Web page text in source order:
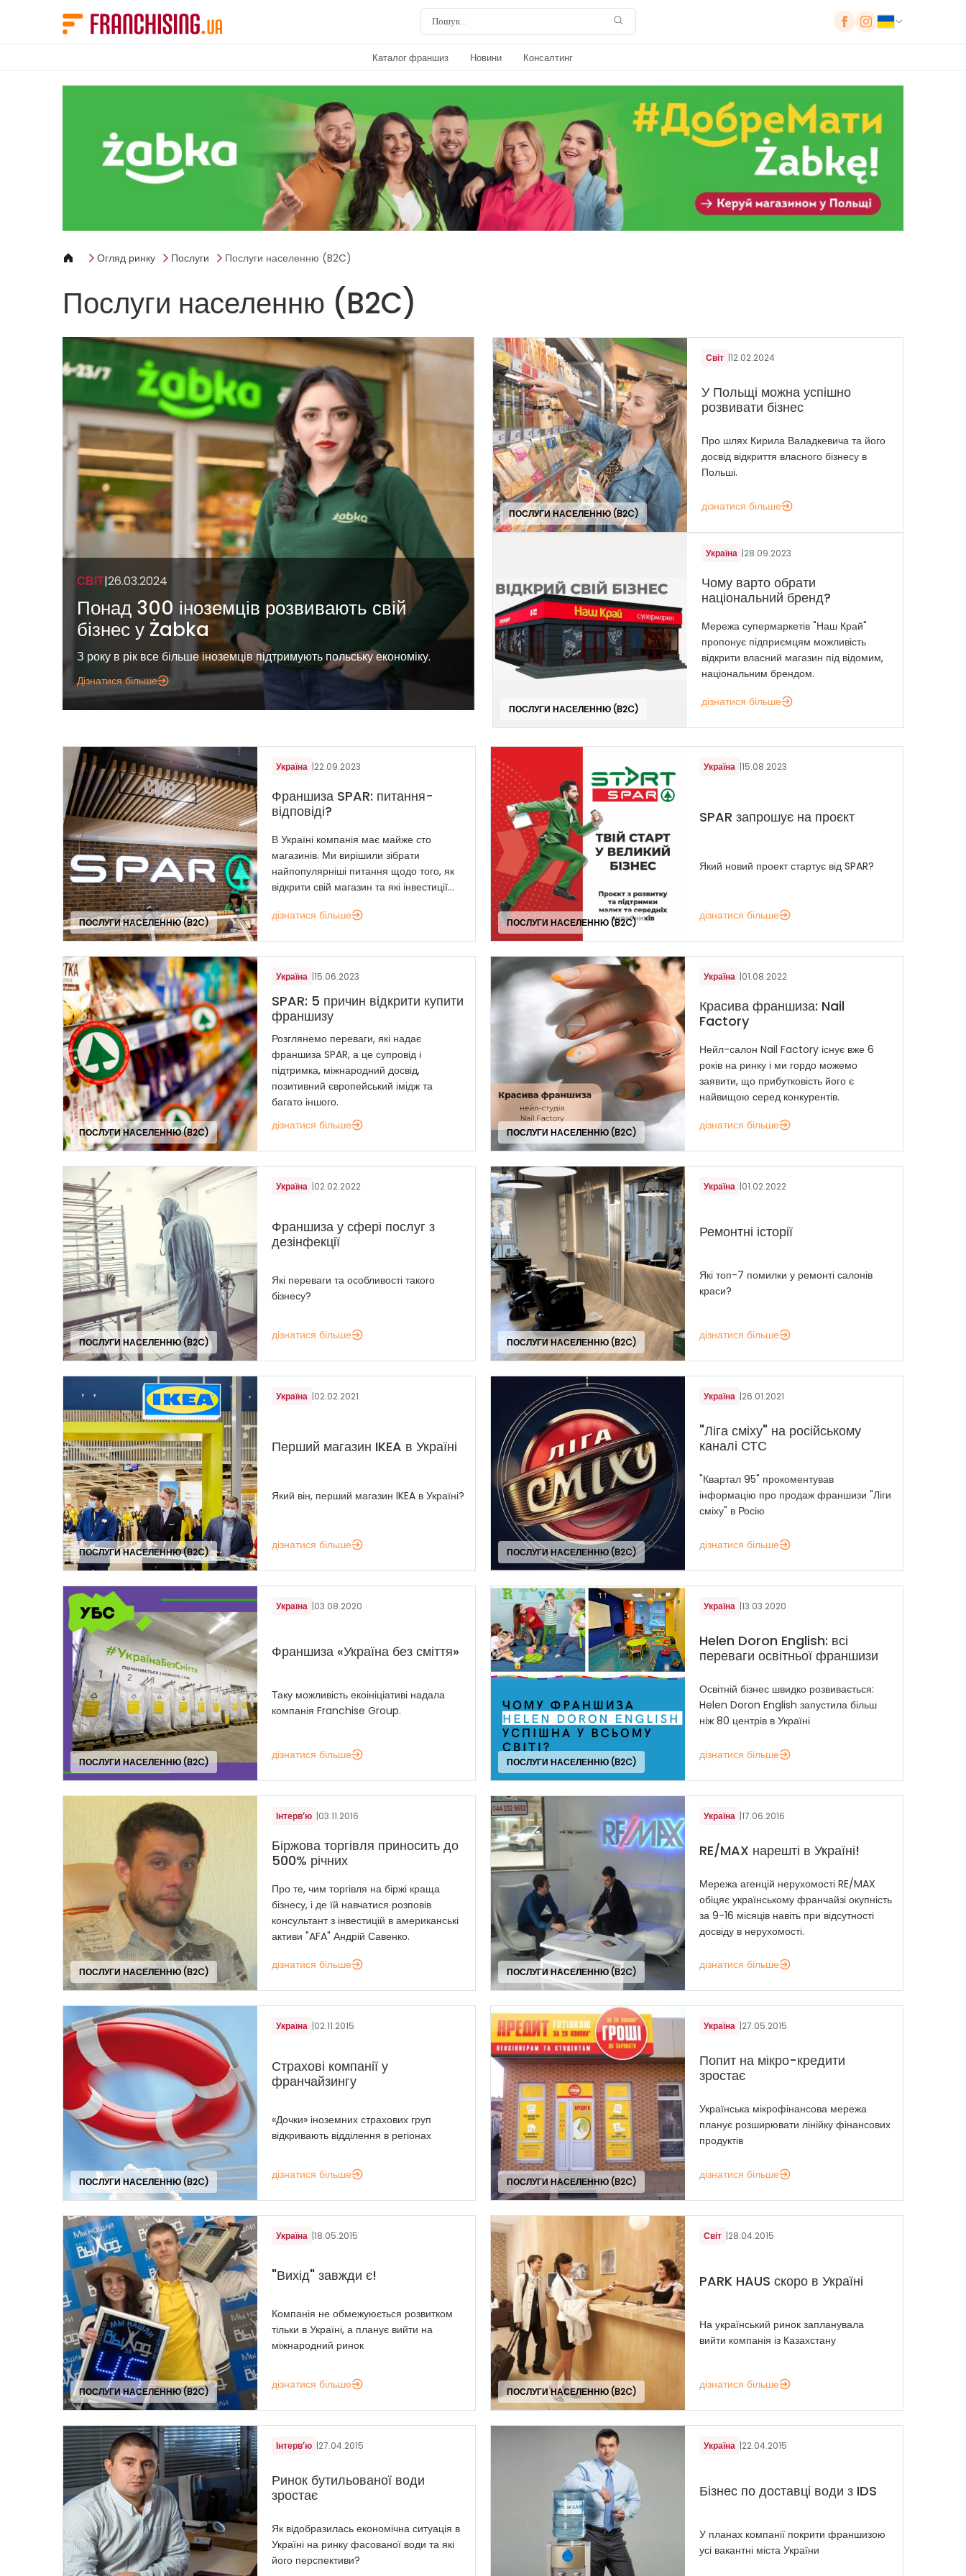
Каталог франшиз Новини Консалтинг
Огляд ринку Послуги Послуги населенню (B2C)
Послуги населенню (B2C)
СВІТ|26.03.2024
Понад 300 іноземців розвивають свій
бізнес у Żabka
З року в рік все більше іноземців підтримують польську економіку.
Дізнатися більше
ПОСЛУГИ НАСЕЛЕННЮ (B2C)
Світ |12.02.2024
У Польщі можна успішно
розвивати бізнес
Про шлях Кирила Валадкевича та його
досвід відкриття власного бізнесу в
Польші.
дізнатися більше
ПОСЛУГИ НАСЕЛЕННЮ (B2C)
Україна |28.09.2023
Чому варто обрати
національний бренд?
Мережа супермаркетів "Наш Край"
пропонує підприємцям можливість
відкрити власний магазин під відомим,
національним брендом.
дізнатися більше
ПОСЛУГИ НАСЕЛЕННЮ (B2C)
Україна |22.09.2023
Франшиза SPAR: питання-
відповіді?
В Україні компанія має майже сто
магазинів. Ми вирішили зібрати
найпопулярніші питання щодо того, як
відкрити свій магазин та які інвестиції...
дізнатися більше
ПОСЛУГИ НАСЕЛЕННЮ (B2C)
Україна |15.08.2023
SPAR запрошує на проєкт
Який новий проект стартує від SPAR?
дізнатися більше
ПОСЛУГИ НАСЕЛЕННЮ (B2C)
Україна |15.06.2023
SPAR: 5 причин відкрити купити
франшизу
Розглянемо переваги, які надає
франшиза SPAR, а це супровід і
підтримка, міжнародний досвід,
позитивний європейський імідж та
багато іншого.
дізнатися більше
ПОСЛУГИ НАСЕЛЕННЮ (B2C)
Україна |01.08.2022
Красива франшиза: Nail
Factory
Нейл-салон Nail Factory існує вже 6
років на ринку і ми гордо можемо
заявити, що прибутковість його є
найвищою серед конкурентів.
дізнатися більше
ПОСЛУГИ НАСЕЛЕННЮ (B2C)
Україна |02.02.2022
Франшиза у сфері послуг з
дезінфекції
Які переваги та особливості такого
бізнесу?
дізнатися більше
ПОСЛУГИ НАСЕЛЕННЮ (B2C)
Україна |01.02.2022
Ремонтні історії
Які топ-7 помилки у ремонті салонів
краси?
дізнатися більше
ПОСЛУГИ НАСЕЛЕННЮ (B2C)
Україна |02.02.2021
Перший магазин IKEA в Україні
Який він, перший магазин IKEA в Україні?
дізнатися більше
ПОСЛУГИ НАСЕЛЕННЮ (B2C)
Україна |26.01.2021
"Ліга сміху" на російському
каналі СТС
"Квартал 95" прокоментував
інформацію про продаж франшизи "Ліги
сміху" в Росію
дізнатися більше
ПОСЛУГИ НАСЕЛЕННЮ (B2C)
Україна |03.08.2020
Франшиза «Україна без сміття»
Таку можливість екоініціативі надала
компанія Franchise Group.
дізнатися більше
ПОСЛУГИ НАСЕЛЕННЮ (B2C)
Україна |13.03.2020
Helen Doron English: всі
переваги освітньої франшизи
Освітній бізнес швидко розвивається:
Helen Doron English запустила більш
ніж 80 центрів в Україні
дізнатися більше
ПОСЛУГИ НАСЕЛЕННЮ (B2C)
Інтерв’ю |03.11.2016
Біржова торгівля приносить до
500% річних
Про те, чим торгівля на біржі краща
бізнесу, і де їй навчатися розповів
консультант з інвестицій в американські
активи "AFA" Андрій Савенко.
дізнатися більше
ПОСЛУГИ НАСЕЛЕННЮ (B2C)
Україна |17.06.2016
RE/MAX нарешті в Україні!
Мережа агенцій нерухомості RE/MAX
обіцяє українському франчайзі окупність
за 9-16 місяців навіть при відсутності
досвіду в нерухомості.
дізнатися більше
ПОСЛУГИ НАСЕЛЕННЮ (B2C)
Україна |02.11.2015
Страхові компанії у
франчайзингу
«Дочки» іноземних страхових груп
відкривають відділення в регіонах
дізнатися більше
ПОСЛУГИ НАСЕЛЕННЮ (B2C)
Україна |27.05.2015
Попит на мікро-кредити
зростає
Українська мікрофінансова мережа
планує розширювати лінійку фінансових
продуктів
дізнатися більше
ПОСЛУГИ НАСЕЛЕННЮ (B2C)
Україна |18.05.2015
"Вихід" завжди є!
Компанія не обмежуюється розвитком
тільки в Україні, а планує вийти на
міжнародний ринок
дізнатися більше
ПОСЛУГИ НАСЕЛЕННЮ (B2C)
Світ |28.04.2015
PARK HAUS скоро в Україні
На український ринок запланувала
вийти компанія із Казахстану
дізнатися більше
Інтерв’ю |27.04.2015
Ринок бутильованої води
зростає
Як відобразилась економічна ситуація в
Україні на ринку фасованої води та які
його перспективи?
Україна |22.04.2015
Бізнес по доставці води з IDS
У планах компанії покрити франшизою
усі вакантні міста України